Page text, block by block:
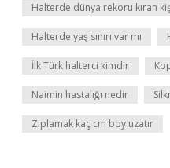
Halterde dünya rekoru kıran
Halterde yaş sınırı var mı
İlk Türk halterci kimdir
Naimin hastalığı nedir
Zıplamak kaç cm boy uzatır